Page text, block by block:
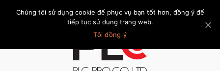
Trang chủ Giới thiệu Khách hàng Liên hệ Thành viên
Chúng tôi sử dụng cookie để phục vụ bạn tốt hơn, đồng ý để
tiếp tục sử dụng trang web.
Tôi đồng ý